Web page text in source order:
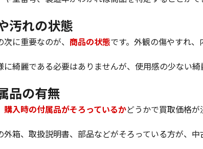
汚れの状態
に重要なのが、 商品の状態です。外観の傷やすれ、
に綺麗である必要はありませんが、使用感の少ない綺
品の有無
購入時の付属品がそろっているかどうかで買取価格が
外箱、取扱説明書、部品などがそろっている方が、中